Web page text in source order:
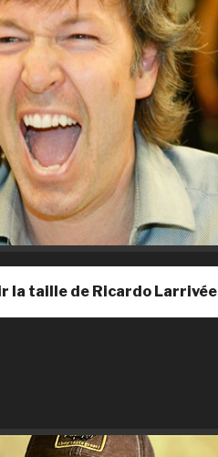
la taille de Ricardo Larrivée